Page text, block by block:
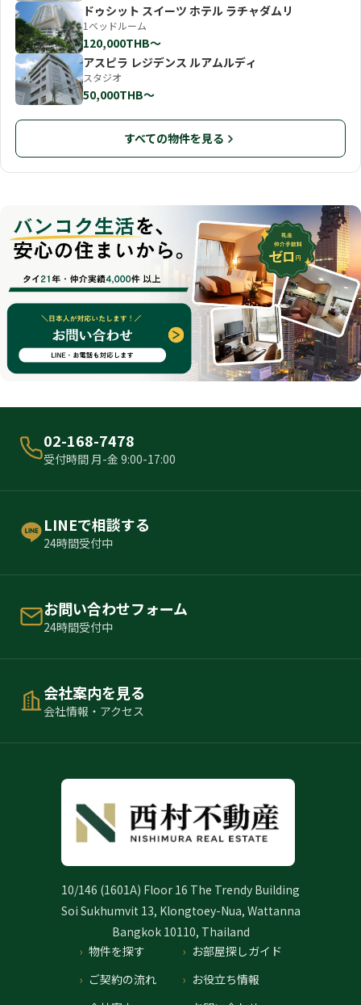
ドゥシット スイーツ ホテル ラチャダムリ
1ベッドルーム
120,000THB〜
アスピラ レジデンス ルアムルディ
スタジオ
50,000THB〜
すべての物件を見る
02-168-7478
受付時間 月-金 9:00-17:00
LINEで相談する
24時間受付中
お問い合わせフォーム
24時間受付中
会社案内を見る
会社情報・アクセス
10/146 (1601A) Floor 16 The Trendy Building
Soi Sukhumvit 13, Klongtoey-Nua, Wattanna
Bangkok 10110, Thailand
物件を探す
お部屋探しガイド
ご契約の流れ
お役立ち情報